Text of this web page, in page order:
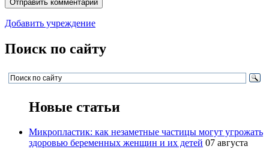
Добавить учреждение
Поиск по сайту
Новые статьи
Микропластик: как незаметные частицы могут угрожать
здоровью беременных женщин и их детей 07 августа